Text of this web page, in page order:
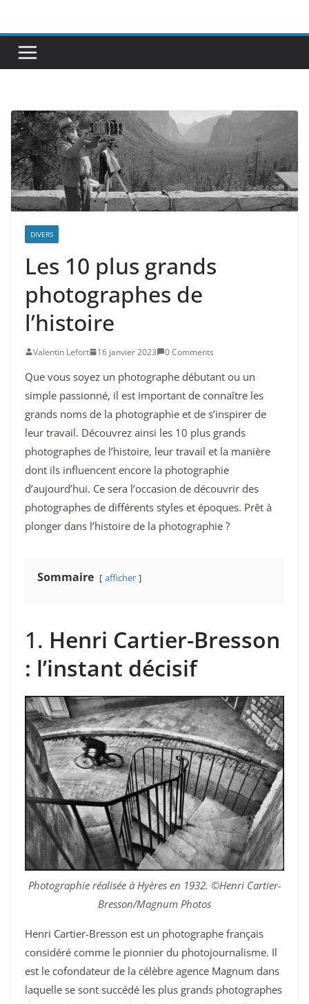
contenu
DIVERS
Les 10 plus grands
photographes de
l’histoire
Valentin Lefort 16 janvier 2023 0 Comments
Que vous soyez un photographe débutant ou un
simple passionné, il est important de connaître les
grands noms de la photographie et de s’inspirer de
leur travail. Découvrez ainsi les 10 plus grands
photographes de l’histoire, leur travail et la manière
dont ils influencent encore la photographie
d’aujourd’hui. Ce sera l’occasion de découvrir des
photographes de différents styles et époques. Prêt à
plonger dans l’histoire de la photographie ?
Sommaire afficher
1. Henri Cartier-Bresson
: l’instant décisif
Photographie réalisée à Hyères en 1932. ©Henri Cartier-
Bresson/Magnum Photos
Henri Cartier-Bresson est un photographe français
considéré comme le pionnier du photojournalisme. Il
est le cofondateur de la célèbre agence Magnum dans
laquelle se sont succédé les plus grands photographes